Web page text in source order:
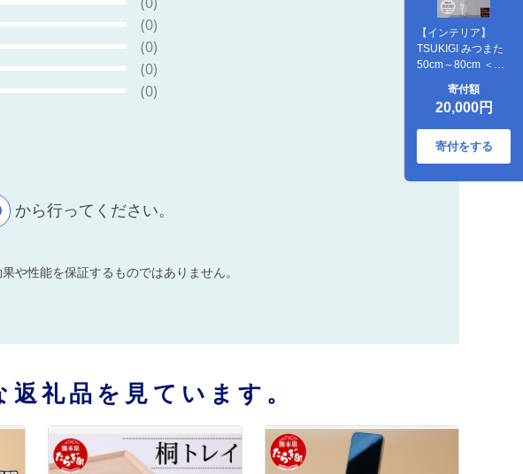
【インテリア】
TSUKIGI みつまた
50cm～80cm ＜白
枝＞ インテリア オ
ブジェ 【 高級 純国
産 インテリア ナチ
ュラル ドライフラ
ワー お洒落 シンプ
ル 】048-0586
寄付額
20,000円
寄付をする
(0)
(0)
(0)
(0)
から行ってください。
や性能を保証するものではありません。
礼品を見ています。